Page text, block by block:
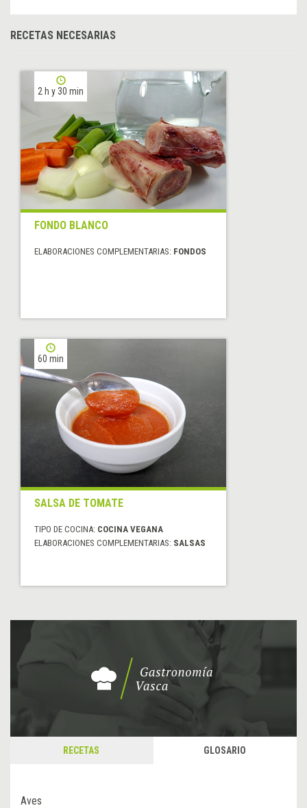
RECETAS NECESARIAS
2 h y 30 min
FONDO BLANCO
ELABORACIONES COMPLEMENTARIAS: FONDOS
60 min
SALSA DE TOMATE
TIPO DE COCINA: COCINA VEGANA
ELABORACIONES COMPLEMENTARIAS: SALSAS
RECETAS GLOSARIO
Aves